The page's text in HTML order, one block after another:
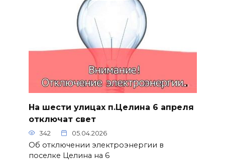
На шести улицах п.Целина 6 апреля
отключат свет
342 05.04.2026
Об отключении электроэнергии в
поселке Целина на 6